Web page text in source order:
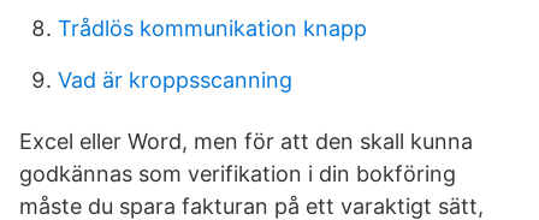
Trådlös kommunikation knapp
Vad är kroppsscanning
Excel eller Word, men för att den skall kunna
godkännas som verifikation i din bokföring
måste du spara fakturan på ett varaktigt sätt,